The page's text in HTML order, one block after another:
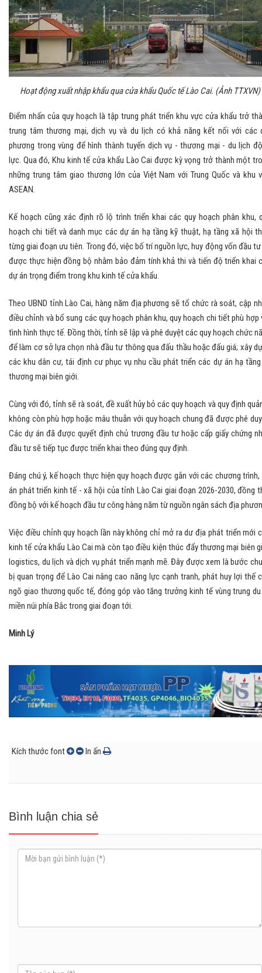
Hoạt động xuất nhập khẩu qua cửa khẩu Quốc tế Lào Cai. (Ảnh TTXVN)
Điểm nhấn của quy hoạch là tập trung phát triển khu vực cửa khẩu trở
trung tâm thương mại, dịch vụ và du lịch có khả năng kết nối với các
phương trong vùng để hình thành tuyến dịch vụ - thương mại - du lịch
lực. Qua đó, Khu kinh tế cửa khẩu Lào Cai được kỳ vọng trở thành một
những trung tâm giao thương lớn của Việt Nam với Trung Quốc và khu
ASEAN.
Kế hoạch cũng xác định rõ lộ trình triển khai các quy hoạch phân khu,
hoạch chi tiết và danh mục các dự án hạ tầng kỹ thuật, hạ tầng xã hội
từng giai đoạn ưu tiên. Trong đó, việc bố trí nguồn lực, huy động vốn đầu
được thực hiện đồng bộ nhằm bảo đảm tính khả thi và tiến độ triển khai
dự án trọng điểm trong khu kinh tế cửa khẩu.
Theo UBND tỉnh Lào Cai, hàng năm địa phương sẽ tổ chức rà soát, cập
điều chỉnh và bổ sung các quy hoạch phân khu, quy hoạch chi tiết phù hợp
tình hình thực tế. Đồng thời, tỉnh sẽ lập và phê duyệt các quy hoạch chức
để làm cơ sở lựa chọn nhà đầu tư thông qua đấu thầu hoặc đấu giá; xây
các khu dân cư, tái định cư phục vụ nhu cầu phát triển các dự án hạ
thương mại biên giới.
Cùng với đó, tỉnh sẽ rà soát, đề xuất hủy bỏ các quy hoạch và quy định
không còn phù hợp hoặc mâu thuẫn với quy hoạch chung đã được phê
Các dự án đã được quyết định chủ trương đầu tư hoặc cấp giấy chứng
đầu tư sẽ tiếp tục được triển khai theo đúng quy định.
Đáng chú ý, kế hoạch thực hiện quy hoạch được gắn với các chương trình,
án phát triển kinh tế - xã hội của tỉnh Lào Cai giai đoạn 2026-2030, đồng
đồng bộ với kế hoạch đầu tư công hàng năm từ nguồn ngân sách địa
Việc điều chỉnh quy hoạch lần này không chỉ mở ra dư địa phát triển mới
kinh tế cửa khẩu Lào Cai mà còn tạo điều kiện thúc đẩy thương mại biên
logistics, du lịch và dịch vụ phát triển mạnh mẽ. Đây được xem là bước
bị quan trọng để Lào Cai nâng cao năng lực cạnh tranh, phát huy lợi thế
ngõ giao thương quốc tế, đóng góp vào tăng trưởng kinh tế vùng trung
miền núi phía Bắc trong giai đoạn tới.
Minh Lý
Kích thước font In ấn
Bình luận chia sẻ